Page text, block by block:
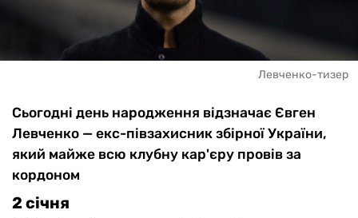
Левченко-тизер
Сьогодні день народження відзначає Євген
Левченко — екс-півзахисник збірної України,
який майже всю клубну кар'єру провів за
кордоном
2 січня